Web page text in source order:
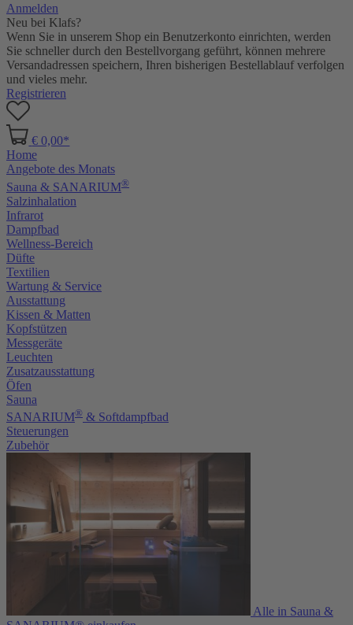
Anmelden
Neu bei Klafs?
Wenn Sie in unserem Shop ein Benutzerkonto einrichten, werden
Sie schneller durch den Bestellvorgang geführt, können mehrere
Versandadressen speichern, Ihren bisherigen Bestellablauf verfolgen
und vieles mehr.
Registrieren
€ 0,00*
Home
Angebote des Monats
Sauna & SANARIUM®
Salzinhalation
Infrarot
Dampfbad
Wellness-Bereich
Düfte
Textilien
Wartung & Service
Ausstattung
Kissen & Matten
Kopfstützen
Messgeräte
Leuchten
Zusatzausstattung
Öfen
Sauna
SANARIUM® & Softdampfbad
Steuerungen
Zubehör
Alle in Sauna &